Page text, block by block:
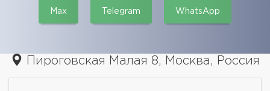
Max Telegram WhatsApp
Пироговская Малая 8, Москва, Россия